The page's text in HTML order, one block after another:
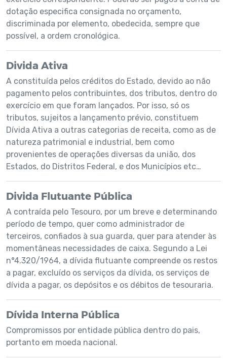
dotação especifica consignada no orçamento,
discriminada por elemento, obedecida, sempre que
possível, a ordem cronológica.
Divida Ativa
A constituída pelos créditos do Estado, devido ao não
pagamento pelos contribuintes, dos tributos, dentro do
exercício em que foram lançados. Por isso, só os
tributos, sujeitos a lançamento prévio, constituem
Dívida Ativa a outras categorias de receita, como as de
natureza patrimonial e industrial, bem como
provenientes de operações diversas da união, dos
Estados, do Distritos Federal, e dos Municípios etc…
Divida Flutuante Pública
A contraída pelo Tesouro, por um breve e determinando
período de tempo, quer como administrador de
terceiros, confiados à sua guarda, quer para atender às
momentâneas necessidades de caixa. Segundo a Lei
n°4.320/1964, a dívida flutuante compreende os restos
a pagar, excluído os serviços da dívida, os serviços de
dívida a pagar, os depósitos e os débitos de tesouraria.
Dívida Interna Pública
Compromissos por entidade pública dentro do pais,
portanto em moeda nacional.